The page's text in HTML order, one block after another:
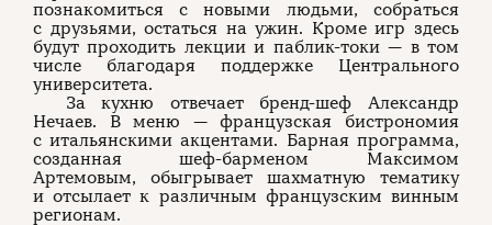
познакомиться с новыми людьми, собраться
с друзьями, остаться на ужин. Кроме игр здесь
будут проходить лекции и паблик-токи — в том
числе благодаря поддержке Центрального
университета.
За кухню отвечает бренд-шеф Александр
Нечаев. В меню — французская бистрономия
с итальянскими акцентами. Барная программа,
созданная шеф-барменом Максимом
Артемовым, обыгрывает шахматную тематику
и отсылает к различным французским винным
регионам.